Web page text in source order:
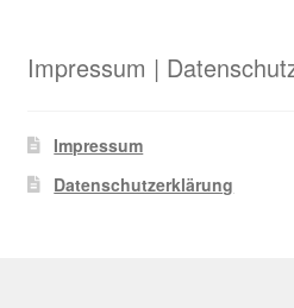
Impressum |
Impressum
Datenschutzerklärung